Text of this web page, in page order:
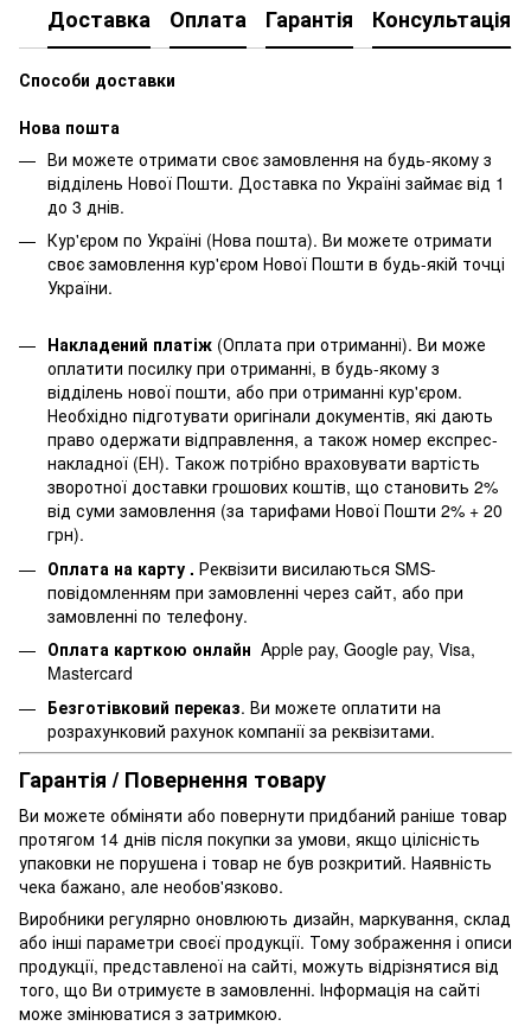
Доставка Оплата Гарантія Консультація
Способи доставки
Нова пошта
Ви можете отримати своє замовлення на будь-якому з
відділень Нової Пошти. Доставка по Україні займає від 1
до 3 днів.
Кур'єром по Україні (Нова пошта). Ви можете отримати
своє замовлення кур'єром Нової Пошти в будь-якій точці
України.
Накладений платіж (Оплата при отриманні). Ви може
оплатити посилку при отриманні, в будь-якому з
відділень нової пошти, або при отриманні кур'єром.
Необхідно підготувати оригінали документів, які дають
право одержати відправлення, а також номер експрес-
накладної (ЕН). Також потрібно враховувати вартість
зворотної доставки грошових коштів, що становить 2%
від суми замовлення (за тарифами Нової Пошти 2% + 20
грн).
Оплата на карту . Реквізити висилаються SMS-
повідомленням при замовленні через сайт, або при
замовленні по телефону.
Оплата карткою онлайн Apple pay, Google pay, Visa,
Mastercard
Безготівковий переказ. Ви можете оплатити на
розрахунковий рахунок компанії за реквізитами.
Гарантія / Повернення товару
Ви можете обміняти або повернути придбаний раніше товар
протягом 14 днів після покупки за умови, якщо цілісність
упаковки не порушена і товар не був розкритий. Наявність
чека бажано, але необов'язково.
Виробники регулярно оновлюють дизайн, маркування, склад
або інші параметри своєї продукції. Тому зображення і описи
продукції, представленої на сайті, можуть відрізнятися від
того, що Ви отримуєте в замовленні. Інформація на сайті
може змінюватися з затримкою.